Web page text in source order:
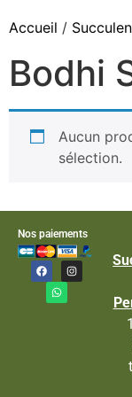
Accueil /
Bodhi
Aucun
sélection.
Nos paiements